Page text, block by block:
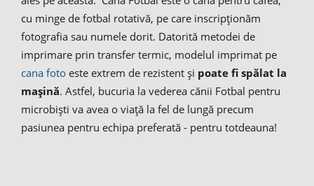
cu minge de fotbal rotativă, pe care inscripționăm
fotografia sau numele dorit. Datorită metodei de
imprimare prin transfer termic, modelul imprimat pe
cana foto este extrem de rezistent și poate fi spălat la
mașină. Astfel, bucuria la vederea cănii Fotbal pentru
microbiști va avea o viață la fel de lungă precum
pasiunea pentru echipa preferată - pentru totdeauna!